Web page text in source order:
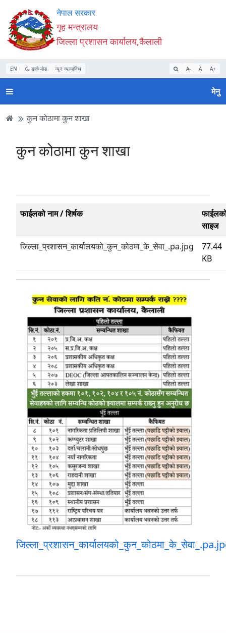
Accessibility
Mode
सुरु
गर्नुहोस्
सामाग्री
पढ्नुहाेस्
नेभिगेसन
पढ्नुहाेस्
वेबसाइट
खोजमा
जानुहोस्
नेपाल सरकार
गृह मन्त्रालय
जिल्ला प्रशासन कार्यालय,कैलाली
EN डार्क मोड न्यून व्यान्डविथ A- A A+
मेनु
कुन कोठामा कुन शाखा
कुन कोठामा कुन शाखा
फाईलको नाम / शिर्षक
साइज
जिल्ला_प्रशासन_कार्यालयको_कुन_कोठमा_के_सेवा_.pa.jpg
77.44
KB